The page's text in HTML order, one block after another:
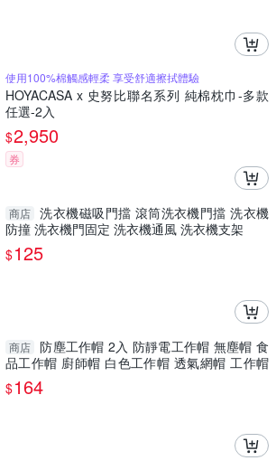
使用100%棉觸感輕柔 享受舒適擦拭體驗
HOYACASA x 史努比聯名系列 純棉枕巾-多款
任選-2入
$2,950
券
商店 洗衣機磁吸門擋 滾筒洗衣機門擋 洗衣機
防撞 洗衣機門固定 洗衣機通風 洗衣機支架
$125
商店 防塵工作帽 2入 防靜電工作帽 無塵帽 食
品工作帽 廚師帽 白色工作帽 透氣網帽 工作帽
BCW
$164